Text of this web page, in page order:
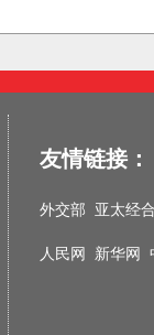
友情链接：
外交部 亚太经
人民网 新华网